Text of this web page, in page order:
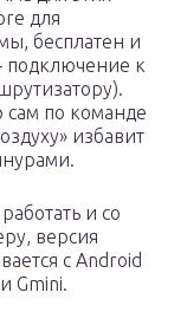
для
бесплатен и
подключение к
по команде
избавит
и со
версия
с Android
Gmini.